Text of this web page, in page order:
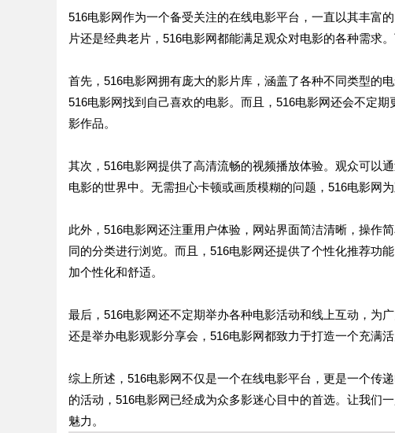
516电影网作为一个备受关注的在线电影平台，一直以其丰富
片还是经典老片，516电影网都能满足观众对电影的各种需求
首先，516电影网拥有庞大的影片库，涵盖了各种不同类型的
516电影网找到自己喜欢的电影。而且，516电影网还会不定
影作品。
其次，516电影网提供了高清流畅的视频播放体验。观众可以
电影的世界中。无需担心卡顿或画质模糊的问题，516电影网
此外，516电影网还注重用户体验，网站界面简洁清晰，操作
同的分类进行浏览。而且，516电影网还提供了个性化推荐功
加个性化和舒适。
最后，516电影网还不定期举办各种电影活动和线上互动，为
还是举办电影观影分享会，516电影网都致力于打造一个充满活
综上所述，516电影网不仅是一个在线电影平台，更是一个传
的活动，516电影网已经成为众多影迷心目中的首选。让我们
魅力。